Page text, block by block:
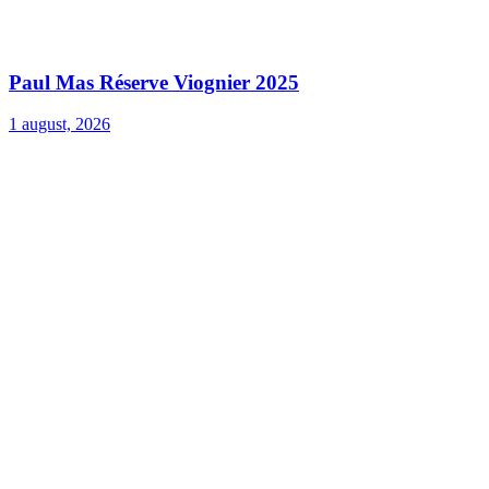
Paul Mas Réserve Viognier 2025
1 august, 2026